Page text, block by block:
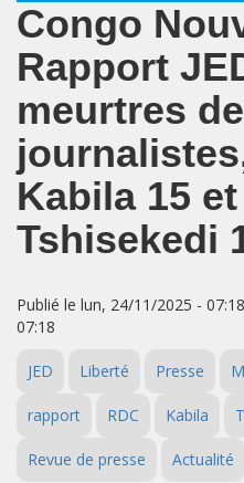
Congo
Rapport
meurtres
Kabila 15
Tshisekedi
Publié le lun, 24/11/2025 -
07:18
JED Liberté Presse
rapport RDC Kabila
Revue de presse Actualité